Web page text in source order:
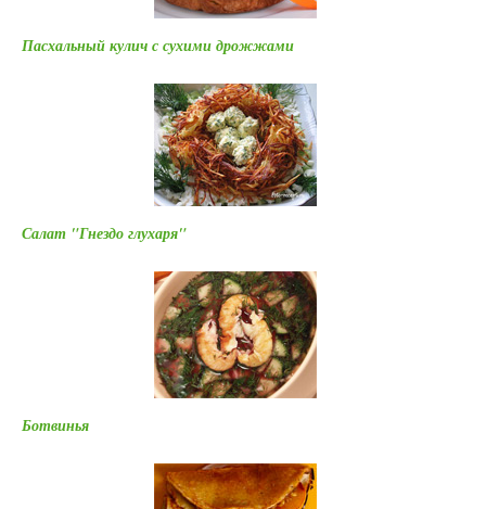
Пасхальный кулич с сухими дрожжами
Салат "Гнездо глухаря"
Ботвинья